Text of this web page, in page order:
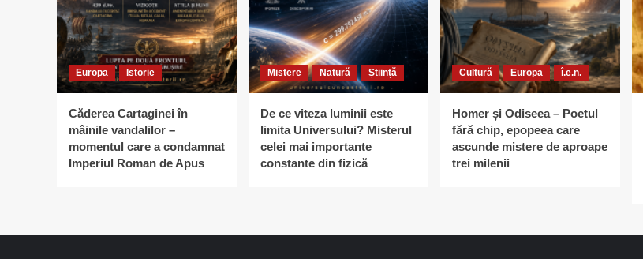
Europa Istorie
Căderea Cartaginei în
mâinile vandalilor –
momentul care a condamnat
Imperiul Roman de Apus
Mistere Natură Știință
De ce viteza luminii este
limita Universului? Misterul
celei mai importante
constante din fizică
Cultură Europa î.e.n.
Homer și Odiseea – Poetul
fără chip, epopeea care
ascunde mistere de aproape
trei milenii